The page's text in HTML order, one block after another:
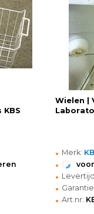
Wielen |
• Merk:
•
•
•
• Art.nr: